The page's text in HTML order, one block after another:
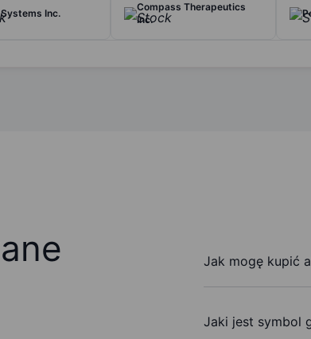
Inc.
Compass Therapeutics
Inc.
Jak mogę kupić
Jaki jest symbol